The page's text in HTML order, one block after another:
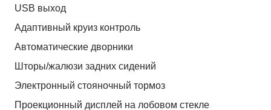
USB выход
Адаптивный круиз контроль
Автоматические дворники
Шторы/жалюзи задних сидений
Электронный стояночный тормоз
Проекционный дисплей на лобовом стекле